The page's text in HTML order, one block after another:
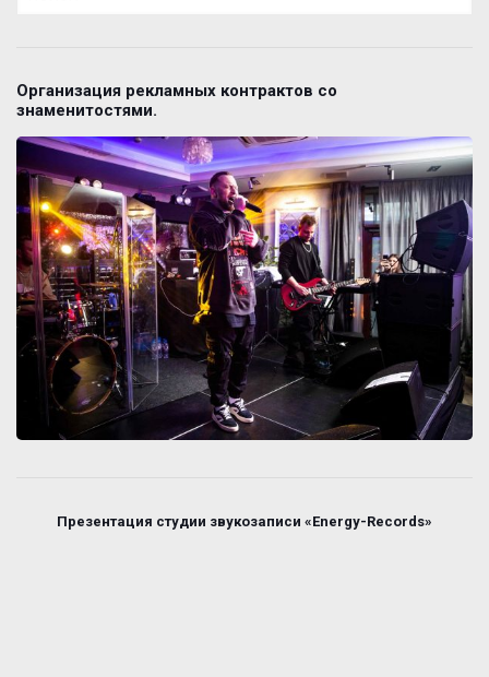
Организация рекламных контрактов со
знаменитостями.
Презентация студии звукозаписи «Energy-Records»